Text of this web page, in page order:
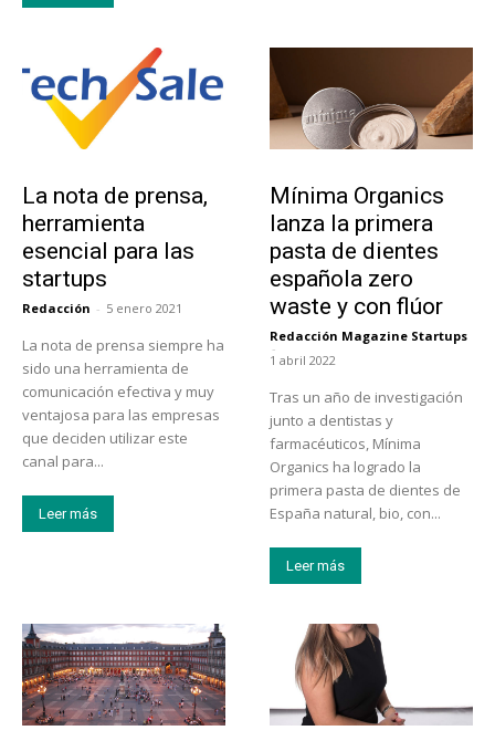
La nota de prensa,
herramienta
esencial para las
startups
Redacción - 5 enero 2021
La nota de prensa siempre ha
sido una herramienta de
comunicación efectiva y muy
ventajosa para las empresas
que deciden utilizar este
canal para...
Leer más
Mínima Organics
lanza la primera
pasta de dientes
española zero
waste y con flúor
Redacción Magazine Startups
-
1 abril 2022
Tras un año de investigación
junto a dentistas y
farmacéuticos, Mínima
Organics ha logrado la
primera pasta de dientes de
España natural, bio, con...
Leer más